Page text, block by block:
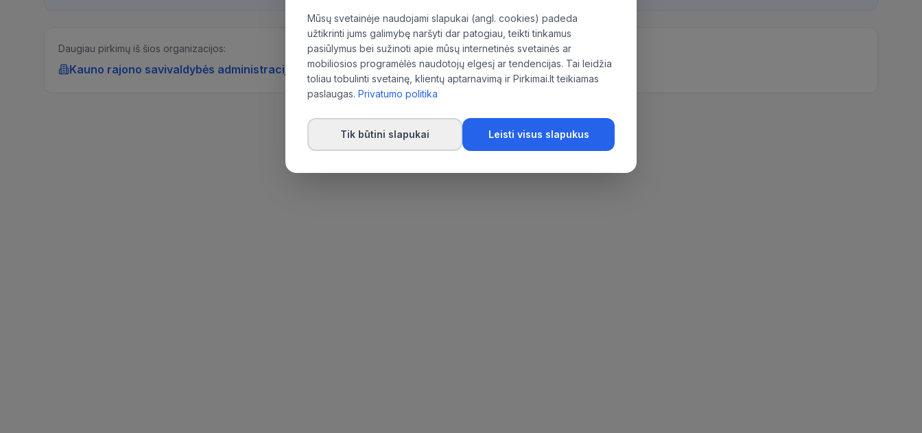
Daugiau pirkimų iš šios organizacijos:
Kauno rajono savivaldybės administracija
Mūsų svetainėje naudojami slapukai (angl. cookies) padeda
užtikrinti jums galimybę naršyti dar patogiau, teikti tinkamus
pasiūlymus bei sužinoti apie mūsų internetinės svetainės ar
mobiliosios programėlės naudotojų elgesį ar tendencijas. Tai leidžia
toliau tobulinti svetainę, klientų aptarnavimą ir Pirkimai.lt teikiamas
paslaugas. Privatumo politika
Tik būtini slapukai Leisti visus slapukus